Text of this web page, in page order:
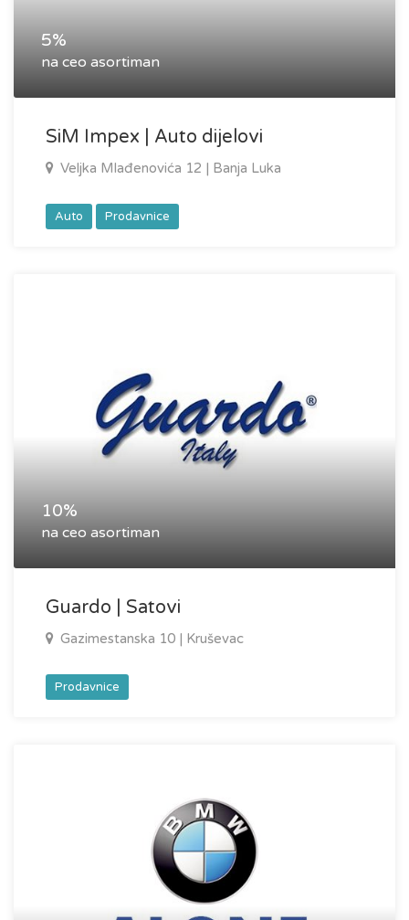
5%
na ceo asortiman
SiM Impex | Auto dijelovi
Veljka Mlađenovića 12 | Banja Luka
Auto Prodavnice
10%
na ceo asortiman
Guardo | Satovi
Gazimestanska 10 | Kruševac
Prodavnice